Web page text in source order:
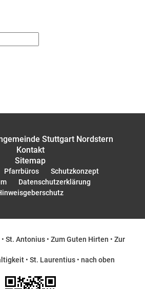
Stuttgart Nordstern
Kontakt
Sitemap
Pfarrbüros
Schutzkonzept
Datenschutzerklärung
• St. Antonius • Zum Guten Hirten • Zur
• St. Laurentius • nach oben